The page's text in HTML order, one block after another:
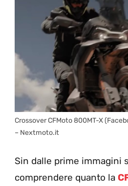
Crossover CFMoto 800MT-X
– Nextmoto.it
Sin dalle prime immagini
comprendere quanto la